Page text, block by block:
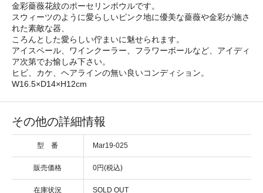
金彩薔薇花紋のポーセリンボウルです。
スウィーツのように愛らしいピンク地に優美な薔薇や金彩が施さ
れた素敵な器、
ころんとした愛らしい佇まいに魅せられます。
アイスペール、ワインクーラー、フラワーボールなど、アイディ
ア次第でお愉しみ下さい。
ヒビ、カケ、ヘアラインの無い良いコンディション。
W16.5×D14×H12cm
その他の詳細情報
型 番 Mar19-025
販売価格 0円(税込)
在庫状況 SOLD OUT